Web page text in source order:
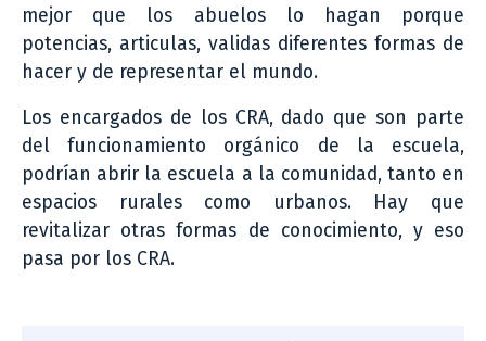
mejor que los abuelos lo hagan porque
potencias, articulas, validas diferentes formas de
hacer y de representar el mundo.
Los encargados de los CRA, dado que son parte
del funcionamiento orgánico de la escuela,
podrían abrir la escuela a la comunidad, tanto en
espacios rurales como urbanos. Hay que
revitalizar otras formas de conocimiento, y eso
pasa por los CRA.